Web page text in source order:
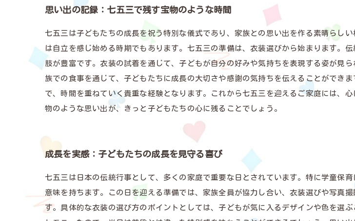
思い出の記録：七五三で残す宝物のような時間
七五三は子どもたちの成長を祝う特別な儀式であり、家族との思い出を作る素晴らし
は自立を感じ始める時期でもあります。七五三の準備は、衣装選びから始まります。
肢が豊富です。衣装の試着を通じて、子どもが自分の好みや気持ちを表現する姿が見
族での食事を通じて、子どもたちに成長の大切さや感謝の気持ちを伝えることができ
で、時間を重ねていく貴重な経験となります。これから七五三を迎えるご家庭には、
物のような思い出が、きっと子どもたちの心に残ることでしょう。
成長を実感：子どもたちの成長を見守る喜び
七五三は日本の伝統行事として、多くの家庭で重要な日とされています。特に学童保
意味を持ちます。この日を迎える準備では、家族全員が協力し合い、衣装選びや写真
す。具体的な衣装の選び方のポイントとしては、子どもが気に入るデザインや色を選